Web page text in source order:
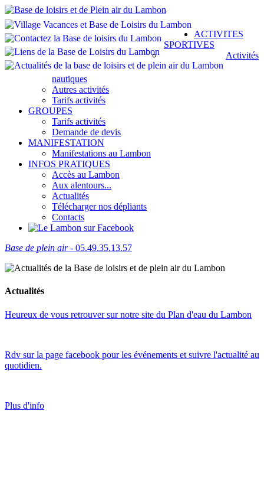
ACTIVITES
SPORTIVES
Activités
nautiques
Autres activités
Tarifs activités
GROUPES
Tarifs activités
Demande de devis
MANIFESTATION
Manifestations au Lambon
INFOS PRATIQUES
Accès au Lambon
Aux alentours...
Actualités
Télécharger nos dépliants
Contacts
Base de plein air- 05.49.35.13.57
Actualités
Heureux de vous retrouver sur notre site du Plan d'eau du Lambon
Rdv sur la page facebook pour les événements et suivre l'actualité au
quotidien.
Plus d'info